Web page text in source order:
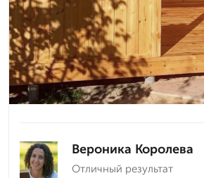
Вероника Королева
Отличный результат